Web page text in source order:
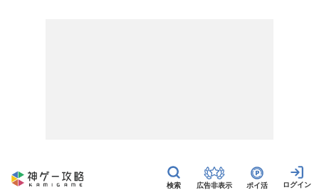
広告非表示 ポイ活